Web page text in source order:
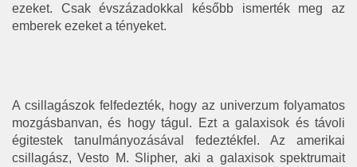
ezeket. Csak évszázadokkal később ismerték meg az
emberek ezeket a tényeket.
A csillagászok felfedezték, hogy az univerzum folyamatos
mozgásbanvan, és hogy tágul. Ezt a galaxisok és távoli
égitestek tanulmányozásával fedeztékfel. Az amerikai
csillagász, Vesto M. Slipher, aki a galaxisok spektrumait